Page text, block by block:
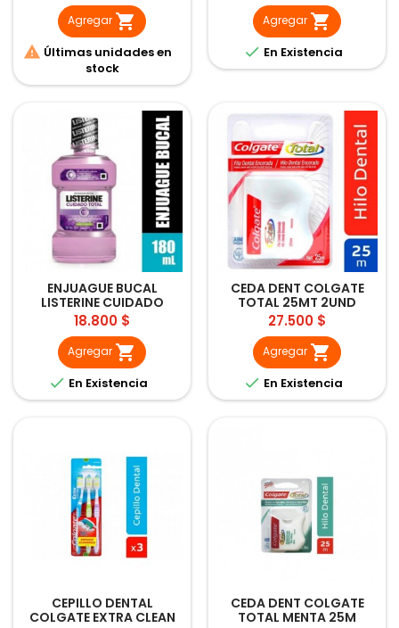
Agregar 
 Últimas unidades en
stock
Agregar 
 En Existencia
ENJUAGUE BUCAL
LISTERINE CUIDADO
TOTAL 180ML
Precio
18.800 $
Agregar 
 En Existencia
CEDA DENT COLGATE
TOTAL 25MT 2UND
Precio
27.500 $
Agregar 
 En Existencia
CEPILLO DENTAL
COLGATE EXTRA CLEAN
CEDA DENT COLGATE
TOTAL MENTA 25M